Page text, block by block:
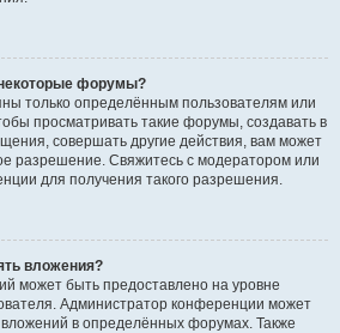
форумы?
только определённым пользователям или
просматривать такие форумы, создавать в
совершать другие действия, вам может
разрешение. Свяжитесь с модератором или
для получения такого разрешения.
вложения?
может быть предоставлено на уровне
Администратор конференции может
в определённых форумах. Также